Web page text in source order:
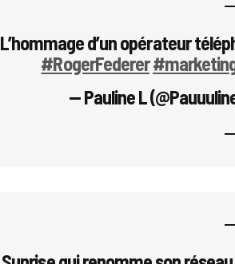
L’hommage d’un opérateur
#RogerFederer
— Pauline L